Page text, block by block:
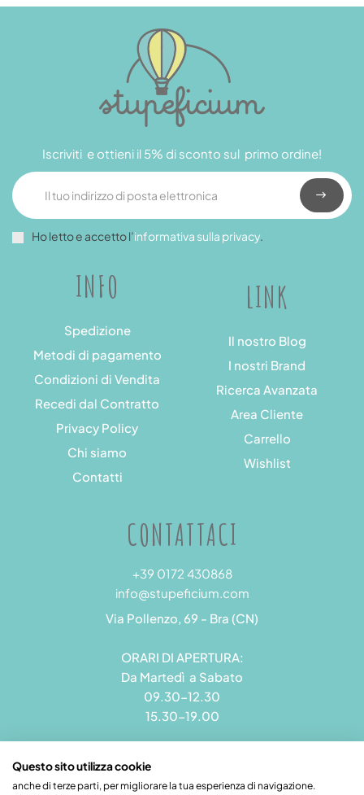
INFO
Spedizione
Metodi di pagamento
Condizioni di Vendita
Recedi dal Contratto
Privacy Policy
Chi siamo
Contatti
LINK
Il nostro Blog
I nostri Brand
Ricerca Avanzata
Area Cliente
Carrello
Wishlist
Iscriviti e ottieni il 5% di sconto sul primo ordine!
Ho letto e accetto l’informativa sulla privacy.
CONTATTACI
+39 0172 430868
info@stupeficium.com
Via Pollenzo, 69 - Bra (CN)
ORARI DI APERTURA:
Da Martedì a Sabato
09.30-12.30
15.30-19.00
Questo sito utilizza cookie
anche di terze parti, per migliorare la tua esperienza di navigazione.